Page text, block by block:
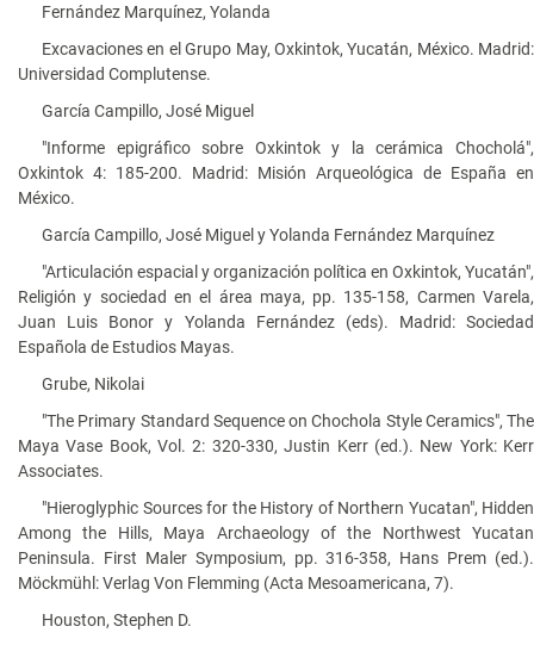
Fernández Marquínez, Yolanda
Excavaciones en el Grupo May, Oxkintok, Yucatán, México. Madrid:
Universidad Complutense.
García Campillo, José Miguel
"Informe epigráfico sobre Oxkintok y la cerámica Chocholá",
Oxkintok 4: 185-200. Madrid: Misión Arqueológica de España en
México.
García Campillo, José Miguel y Yolanda Fernández Marquínez
"Articulación espacial y organización política en Oxkintok, Yucatán",
Religión y sociedad en el área maya, pp. 135-158, Carmen Varela,
Juan Luis Bonor y Yolanda Fernández (eds). Madrid: Sociedad
Española de Estudios Mayas.
Grube, Nikolai
"The Primary Standard Sequence on Chochola Style Ceramics", The
Maya Vase Book, Vol. 2: 320-330, Justin Kerr (ed.). New York: Kerr
Associates.
"Hieroglyphic Sources for the History of Northern Yucatan", Hidden
Among the Hills, Maya Archaeology of the Northwest Yucatan
Peninsula. First Maler Symposium, pp. 316-358, Hans Prem (ed.).
Möckmühl: Verlag Von Flemming (Acta Mesoamericana, 7).
Houston, Stephen D.